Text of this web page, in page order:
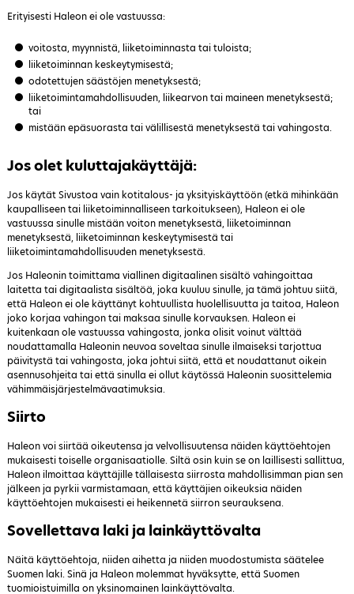
Erityisesti Haleon ei ole vastuussa:
voitosta, myynnistä, liiketoiminnasta tai tuloista;
liiketoiminnan keskeytymisestä;
odotettujen säästöjen menetyksestä;
liiketoimintamahdollisuuden, liikearvon tai maineen menetyksestä;
tai
mistään epäsuorasta tai välillisestä menetyksestä tai vahingosta.
Jos olet kuluttajakäyttäjä:
Jos käytät Sivustoa vain kotitalous- ja yksityiskäyttöön (etkä mihinkään
kaupalliseen tai liiketoiminnalliseen tarkoitukseen), Haleon ei ole
vastuussa sinulle mistään voiton menetyksestä, liiketoiminnan
menetyksestä, liiketoiminnan keskeytymisestä tai
liiketoimintamahdollisuuden menetyksestä.
Jos Haleonin toimittama viallinen digitaalinen sisältö vahingoittaa
laitetta tai digitaalista sisältöä, joka kuuluu sinulle, ja tämä johtuu siitä,
että Haleon ei ole käyttänyt kohtuullista huolellisuutta ja taitoa, Haleon
joko korjaa vahingon tai maksaa sinulle korvauksen. Haleon ei
kuitenkaan ole vastuussa vahingosta, jonka olisit voinut välttää
noudattamalla Haleonin neuvoa soveltaa sinulle ilmaiseksi tarjottua
päivitystä tai vahingosta, joka johtui siitä, että et noudattanut oikein
asennusohjeita tai että sinulla ei ollut käytössä Haleonin suosittelemia
vähimmäisjärjestelmävaatimuksia.
Siirto
Haleon voi siirtää oikeutensa ja velvollisuutensa näiden käyttöehtojen
mukaisesti toiselle organisaatiolle. Siltä osin kuin se on laillisesti sallittua,
Haleon ilmoittaa käyttäjille tällaisesta siirrosta mahdollisimman pian sen
jälkeen ja pyrkii varmistamaan, että käyttäjien oikeuksia näiden
käyttöehtojen mukaisesti ei heikennetä siirron seurauksena.
Sovellettava laki ja lainkäyttövalta
Näitä käyttöehtoja, niiden aihetta ja niiden muodostumista säätelee
Suomen laki. Sinä ja Haleon molemmat hyväksytte, että Suomen
tuomioistuimilla on yksinomainen lainkäyttövalta.